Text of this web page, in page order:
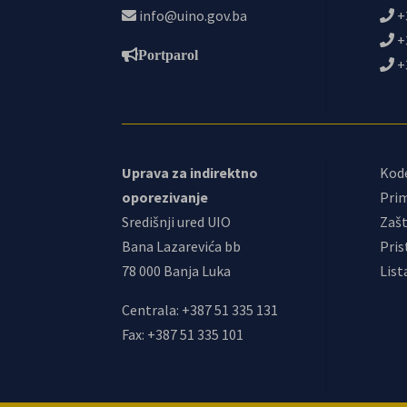
info@uino.gov.ba
Portparol
Uprava za indirektno
oporezivanje
Središnji ured UIO
Bana Lazarevića bb
78 000 Banja Luka
Centrala: +387 51 335 131
Fax: +387 51 335 101